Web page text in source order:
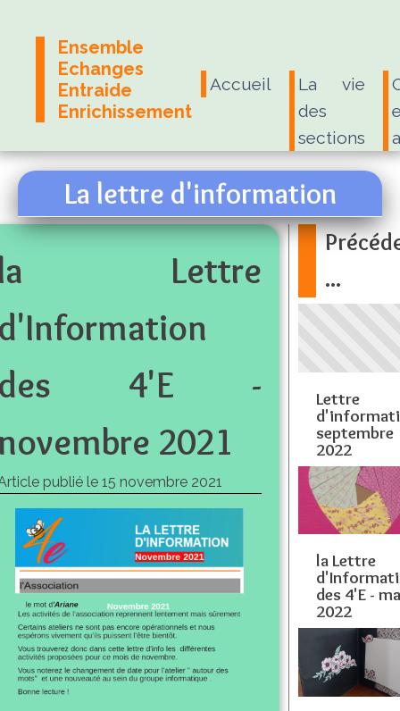
Ensemble
Echanges
Entraide
Enrichissement
Accueil
La vie
des
sections
La lettre d'information
Lettre
4'E -
2021
publié le 15 novembre 2021
...
Lettre
septembre
2022
la Lettre
des 4'E -
2022